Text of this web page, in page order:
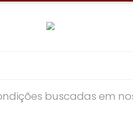
buscadas em